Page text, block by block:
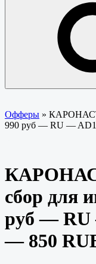
Офферы »
990 руб — RU —
сбор для
руб —
— 850